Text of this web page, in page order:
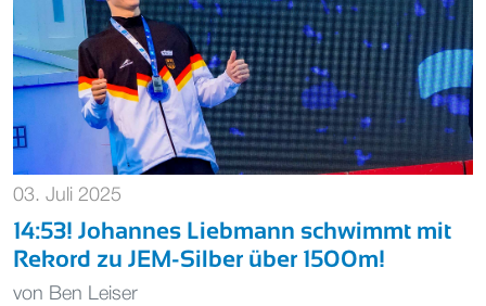
03. Juli 2025
14:53! Johannes Liebmann schwimmt mit
Rekord zu JEM-Silber über 1500m!
von Ben Leiser